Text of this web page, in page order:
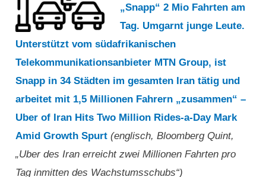
„Snapp“ 2 Mio Fahrten am
Tag. Umgarnt junge Leute.
Unterstützt vom südafrikanischen
Telekommunikationsanbieter MTN Group, ist
Snapp in 34 Städten im gesamten Iran tätig und
arbeitet mit 1,5 Millionen Fahrern „zusammen“ –
Uber of Iran Hits Two Million Rides-a-Day Mark
Amid Growth Spurt (englisch, Bloomberg Quint,
„Uber des Iran erreicht zwei Millionen Fahrten pro
Tag inmitten des Wachstumsschubs“)